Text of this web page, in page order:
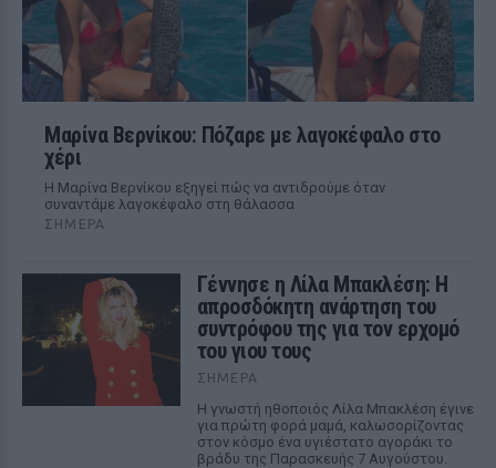
Μαρίνα Βερνίκου: Πόζαρε με λαγοκέφαλο στο
χέρι
Η Μαρίνα Βερνίκου εξηγεί πώς να αντιδρούμε όταν
συναντάμε λαγοκέφαλο στη θάλασσα
ΣΉΜΕΡΑ
Γέννησε η Λίλα Μπακλέση: Η
απροσδόκητη ανάρτηση του
συντρόφου της για τον ερχομό
του γιου τους
ΣΉΜΕΡΑ
Η γνωστή ηθοποιός Λίλα Μπακλέση έγινε
για πρώτη φορά μαμά, καλωσορίζοντας
στον κόσμο ένα υγιέστατο αγοράκι το
βράδυ της Παρασκευής 7 Αυγούστου.